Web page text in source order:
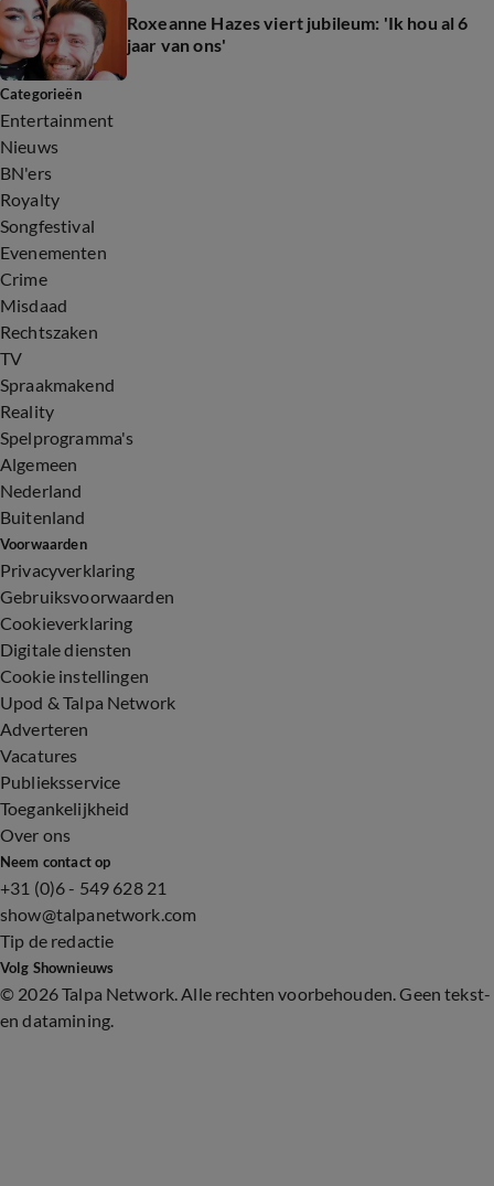
Roxeanne Hazes viert jubileum: 'Ik hou al 6
jaar van ons'
Categorieën
Entertainment
Nieuws
BN'ers
Royalty
Songfestival
Evenementen
Crime
Misdaad
Rechtszaken
TV
Spraakmakend
Reality
Spelprogramma's
Algemeen
Nederland
Buitenland
Voorwaarden
Privacyverklaring
Gebruiksvoorwaarden
Cookieverklaring
Digitale diensten
Cookie instellingen
Upod & Talpa Network
Adverteren
Vacatures
Publieksservice
Toegankelijkheid
Over ons
Neem contact op
+31 (0)6 - 549 628 21
show@talpanetwork.com
Tip de redactie
Volg Shownieuws
© 2026 Talpa Network. Alle rechten voorbehouden. Geen tekst-
en datamining.